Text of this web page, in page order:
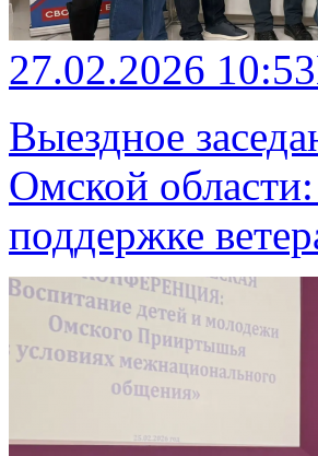
27.02.2026 10:53
Выездное
Омской
поддержке